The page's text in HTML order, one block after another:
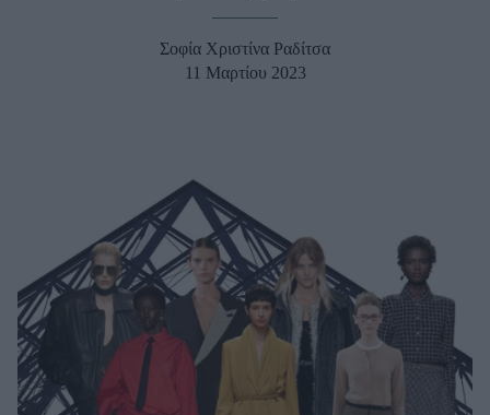
Ψυχολογία
Υγεία + Διατροφή
Σχέσεις & Σεξ
Fitness
Woman Power
Σοφία Χριστίνα Ραδίτσα
11 Μαρτίου 2023